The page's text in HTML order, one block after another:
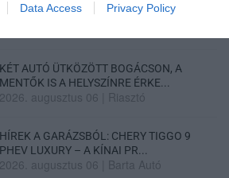
Data Access Privacy Policy
ZÁPOROK, ZIVATAROK KIALAKULHATNAK
KÉT AUTÓ ÜTKÖZÖTT BOGÁCSON, A
MENTŐK IS A HELYSZÍNRE ÉRKE...
2026. augusztus 06 Riasztó
HÍREK A GARÁZSBÓL: CHERY TIGGO 9
PHEV LUXURY – A KÍNAI PR...
2026. augusztus 06 Barta Autó